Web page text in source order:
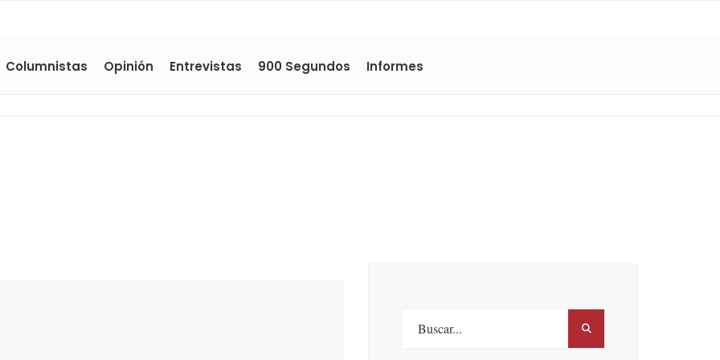
Columnistas Opinión Entrevistas 900 Segundos Informes